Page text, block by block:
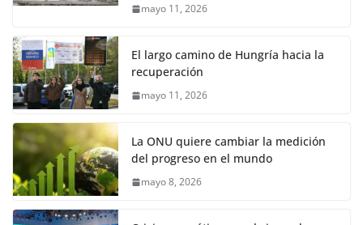
mayo 11, 2026
El largo camino de Hungría hacia la
recuperación
mayo 11, 2026
La ONU quiere cambiar la medición
del progreso en el mundo
mayo 8, 2026